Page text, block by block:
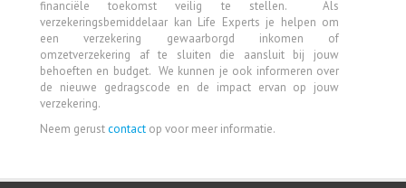
financiële toekomst veilig te stellen. Als
verzekeringsbemiddelaar kan Life Experts je helpen om
een verzekering gewaarborgd inkomen of
omzetverzekering af te sluiten die aansluit bij jouw
behoeften en budget. We kunnen je ook informeren over
de nieuwe gedragscode en de impact ervan op jouw
verzekering.
Neem gerustcontact op voor meer informatie.